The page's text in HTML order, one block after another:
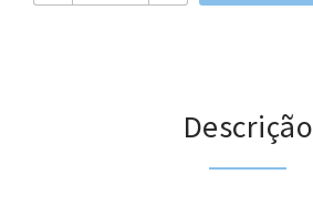
Descrição